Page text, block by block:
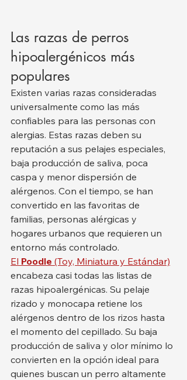
Las razas de perros
hipoalergénicos más
populares
Existen varias razas consideradas
universalmente como las más
confiables para las personas con
alergias. Estas razas deben su
reputación a sus pelajes especiales,
baja producción de saliva, poca
caspa y menor dispersión de
alérgenos. Con el tiempo, se han
convertido en las favoritas de
familias, personas alérgicas y
hogares urbanos que requieren un
entorno más controlado.
El Poodle (Toy, Miniatura y Estándar)
encabeza casi todas las listas de
razas hipoalergénicas. Su pelaje
rizado y monocapa retiene los
alérgenos dentro de los rizos hasta
el momento del cepillado. Su baja
producción de saliva y olor mínimo lo
convierten en la opción ideal para
quienes buscan un perro altamente